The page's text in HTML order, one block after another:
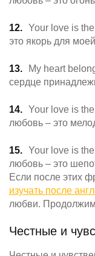
Your love is
это якорь для
My heart
сердце
Your love is
любовь – это
Your love is
любовь – это
Если после этих
изучать после
любви.
Честные и